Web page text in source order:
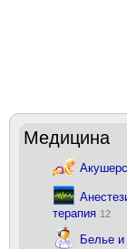
Медицина
терапия 12
Белье